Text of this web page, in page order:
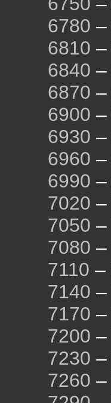
6780 –
6810 –
6840 –
6870 –
6900 –
6930 –
6960 –
6990 –
7020 –
7050 –
7080 –
7110 –
7140 –
7170 –
7200 –
7230 –
7260 –